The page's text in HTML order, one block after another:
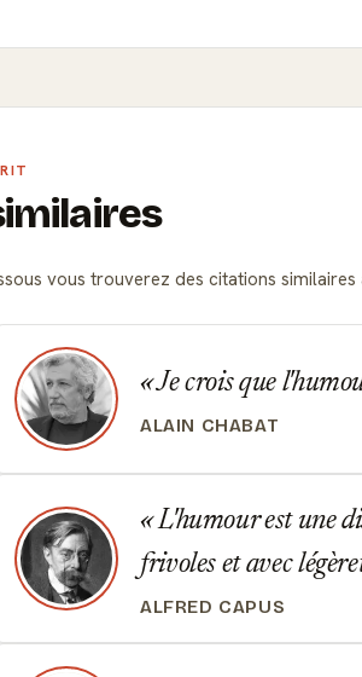
vous trouverez des citations
Je crois que
ALAIN CHABAT
L'humour est une
frivoles et avec
ALFRED CAPUS